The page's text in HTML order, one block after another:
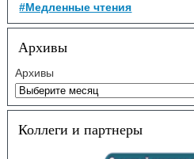
#Медленные чтения
Архивы
Архивы
Коллеги и партнеры